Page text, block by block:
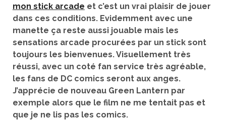
mon stick arcade et c’est un vrai plaisir de jouer
dans ces conditions. Evidemment avec une
manette ça reste aussi jouable mais les
sensations arcade procurées par un stick sont
toujours les bienvenues. Visuellement très
réussi, avec un coté fan service très agréable,
les fans de DC comics seront aux anges.
J’apprécie de nouveau Green Lantern par
exemple alors que le film ne me tentait pas et
que je ne lis pas les comics.